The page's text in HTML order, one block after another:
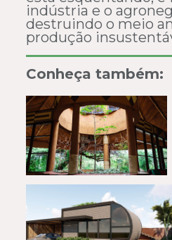
indústria e o
destruindo o meio
produção
Conheça também: